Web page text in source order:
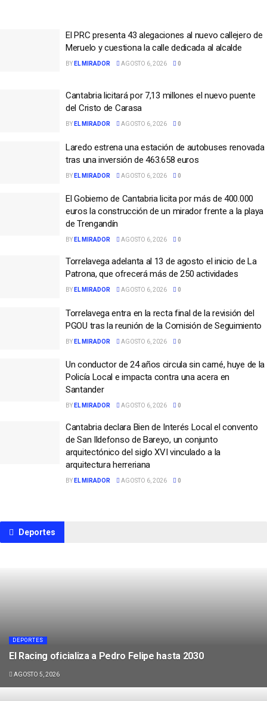
El PRC presenta 43 alegaciones al nuevo callejero de
Meruelo y cuestiona la calle dedicada al alcalde
BY EL MIRADOR AGOSTO 6, 2026 0
Cantabria licitará por 7,13 millones el nuevo puente
del Cristo de Carasa
BY EL MIRADOR AGOSTO 6, 2026 0
Laredo estrena una estación de autobuses renovada
tras una inversión de 463.658 euros
BY EL MIRADOR AGOSTO 6, 2026 0
El Gobierno de Cantabria licita por más de 400.000
euros la construcción de un mirador frente a la playa
de Trengandín
BY EL MIRADOR AGOSTO 6, 2026 0
Torrelavega adelanta al 13 de agosto el inicio de La
Patrona, que ofrecerá más de 250 actividades
BY EL MIRADOR AGOSTO 6, 2026 0
Torrelavega entra en la recta final de la revisión del
PGOU tras la reunión de la Comisión de Seguimiento
BY EL MIRADOR AGOSTO 6, 2026 0
Un conductor de 24 años circula sin carné, huye de la
Policía Local e impacta contra una acera en
Santander
BY EL MIRADOR AGOSTO 6, 2026 0
Cantabria declara Bien de Interés Local el convento
de San Ildefonso de Bareyo, un conjunto
arquitectónico del siglo XVI vinculado a la
arquitectura herreriana
BY EL MIRADOR AGOSTO 6, 2026 0
Deportes
DEPORTES
El Racing oficializa a Pedro Felipe hasta 2030
AGOSTO 5, 2026